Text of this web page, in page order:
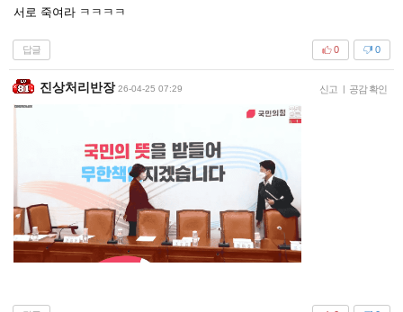
서로 죽여라 ㅋㅋㅋㅋ
답글 0
0
진상처리반장 26-04-25 07:29 신고 | 공감 확인